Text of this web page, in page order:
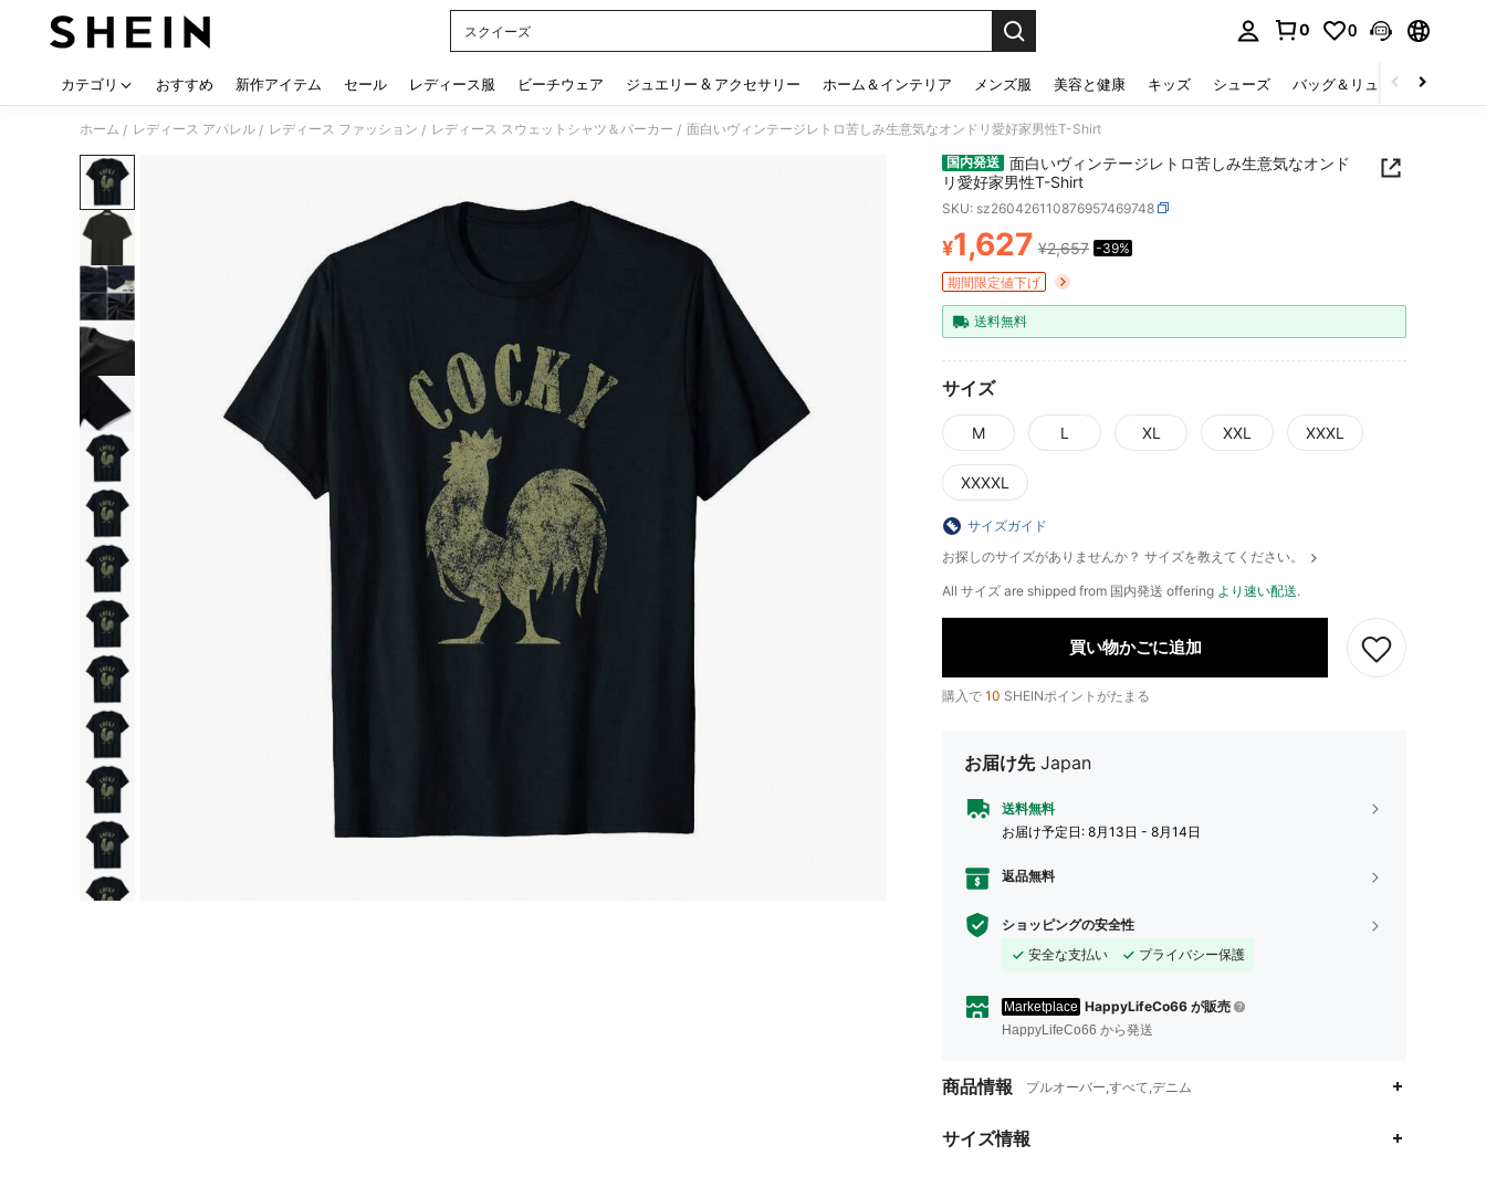
スクイーズ
0 0
カテゴリ おすすめ 新作アイテム セール レディース服 ビーチウェア ジュエリー & アクセサリー ホーム＆インテリア メンズ服 美容と健康 キッズ シューズ バッグ＆リュック
ホーム / レディース アパレル / レディース ファッション / レディース スウェットシャツ＆パーカー / 面白いヴィンテージレトロ苦しみ生意気なオンドリ愛好家男性T-Shirt
国内発送 面白いヴィンテージレトロ苦しみ生意気なオンド
リ愛好家男性T-Shirt
SKU: sz260426110876957469748
PRICE AND AVAILABILITY
¥1,627 ¥2,657 -39%
期間限定値下げ
送料無料
サイズ
M L XL XXL XXXL
XXXXL
サイズガイド
お探しのサイズがありませんか？ サイズを教えてください。
All サイズ are shipped from 国内発送 offering より速い配送.
買い物かごに追加
購入で 10 SHEINポイントがたまる
お届け先 Japan
送料無料
お届け予定日: 8月13日 - 8月14日
返品無料
ショッピングの安全性
安全な支払い
プライバシー保護
Marketplace HappyLifeCo66 が販売
HappyLifeCo66 から発送
商品情報 プルオーバー,すべて,デニム
サイズ情報